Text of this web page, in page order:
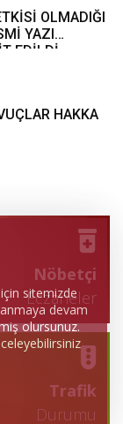
OLMADIĞI
YAZI
EDİLDİ
HAKKA
Nöbetçi
Eczaneler
Trafik
Durumu
sitemizde
devam
olursunuz.